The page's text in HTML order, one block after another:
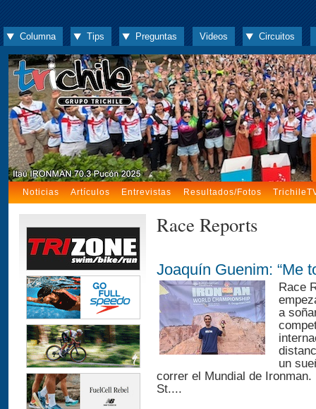
Columna Tips Preguntas Videos Circuitos
Noticias Artículos Entrevistas Resultados/Fotos
Race Reports
Joaquín Guenim: “Me
Race
a
un
correr el Mundial de
St....